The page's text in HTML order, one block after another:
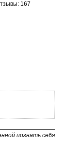
167
познать себя